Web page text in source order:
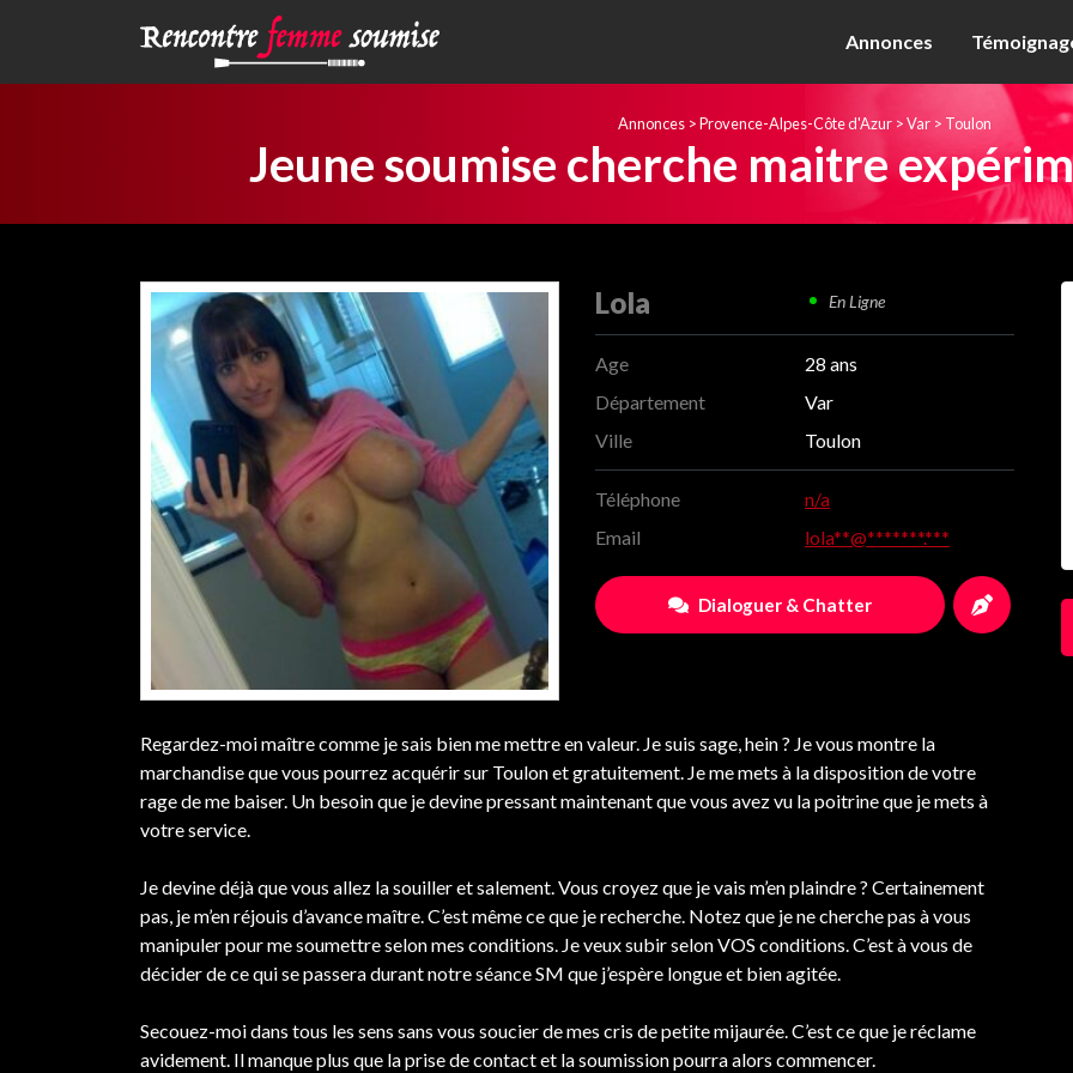
Annonces
Annonces >Provence-Alpes-Côte d'Azur >Var > Toulon
Jeune soumise cherche maitre
Lola En Ligne
Age
28 ans
Département
Var
Ville
Toulon
Téléphone
n/a
Email
lola**@*******.***
Dialoguer & Chatter
Regardez-moi maître comme je sais bien me mettre en valeur. Je suis sage, hein ? Je vous montre la
marchandise que vous pourrez acquérir sur Toulon et gratuitement. Je me mets à la disposition de votre
rage de me baiser. Un besoin que je devine pressant maintenant que vous avez vu la poitrine que je mets à
votre service.
Je devine déjà que vous allez la souiller et salement. Vous croyez que je vais m’en plaindre ? Certainement
pas, je m’en réjouis d’avance maître. C’est même ce que je recherche. Notez que je ne cherche pas à vous
manipuler pour me soumettre selon mes conditions. Je veux subir selon VOS conditions. C’est à vous de
décider de ce qui se passera durant notre séance SM que j’espère longue et bien agitée.
Secouez-moi dans tous les sens sans vous soucier de mes cris de petite mijaurée. C’est ce que je réclame
avidement. Il manque plus que la prise de contact et la soumission pourra alors commencer.